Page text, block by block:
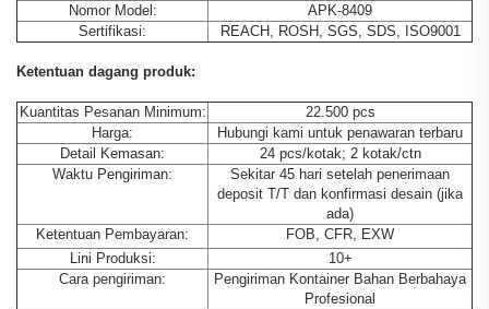
Nomor Model:
APK-8409
Sertifikasi:
REACH, ROSH, SGS, SDS, ISO9001
Ketentuan dagang produk:
Kuantitas Pesanan Minimum:
22.500 pcs
Harga:
Hubungi kami untuk penawaran terbaru
Detail Kemasan:
24 pcs/kotak; 2 kotak/ctn
Waktu Pengiriman:
Sekitar 45 hari setelah penerimaan
deposit T/T dan konfirmasi desain (jika
ada)
Ketentuan Pembayaran:
FOB, CFR, EXW
Lini Produksi:
10+
Cara pengiriman:
Pengiriman Kontainer Bahan Berbahaya
Profesional